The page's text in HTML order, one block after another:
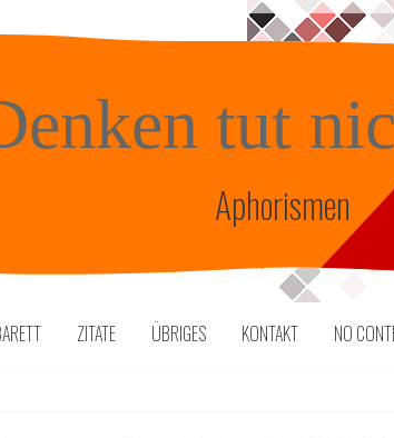
tut
Aphorismen
ZITATE ÜBRIGES KONTAKT NO